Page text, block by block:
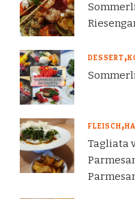
DESSERT
FLEISCH
Tagliata